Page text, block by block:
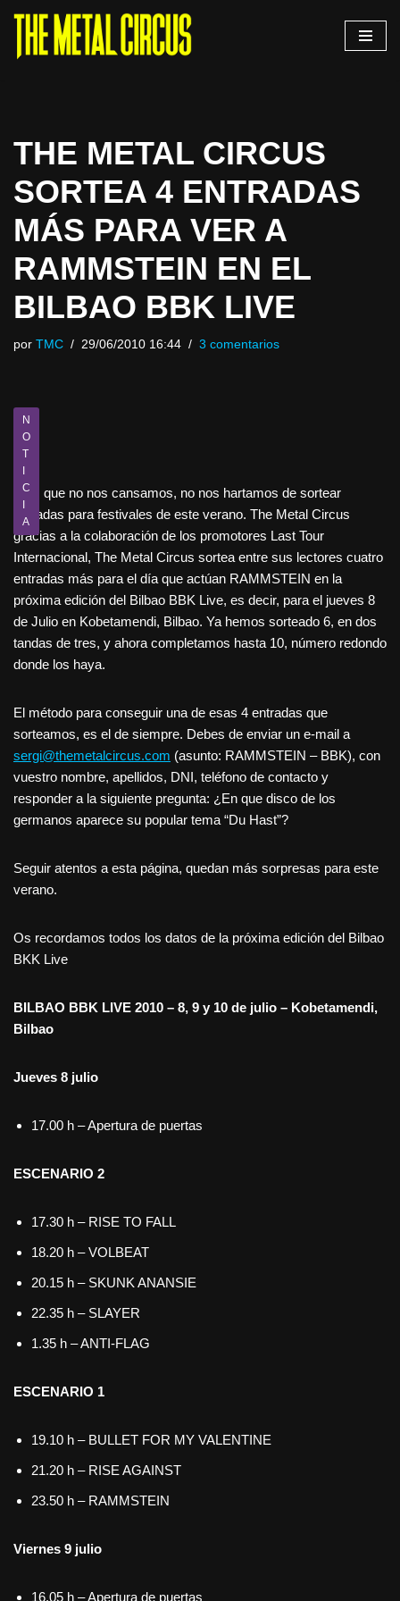
Saltar
THE METAL CIRCUS
SORTEA 4 ENTRADAS
MÁS PARA VER A
RAMMSTEIN EN EL
BILBAO BBK LIVE
por TMC 29/06/2010 16:44 3 comentarios
N
O
T
I
C
I
A
Y es que no nos cansamos, no nos hartamos de sortear
entradas para festivales de este verano. The Metal Circus
gracias a la colaboración de los promotores Last Tour
Internacional, The Metal Circus sortea entre sus lectores cuatro
entradas más para el día que actúan RAMMSTEIN en la
próxima edición del Bilbao BBK Live, es decir, para el jueves 8
de Julio en Kobetamendi, Bilbao. Ya hemos sorteado 6, en dos
tandas de tres, y ahora completamos hasta 10, número redondo
donde los haya.
El método para conseguir una de esas 4 entradas que
sorteamos, es el de siempre. Debes de enviar un e-mail a
sergi@themetalcircus.com (asunto: RAMMSTEIN – BBK), con
vuestro nombre, apellidos, DNI, teléfono de contacto y
responder a la siguiente pregunta: ¿En que disco de los
germanos aparece su popular tema “Du Hast”?
Seguir atentos a esta página, quedan más sorpresas para este
verano.
Os recordamos todos los datos de la próxima edición del Bilbao
BKK Live
BILBAO BBK LIVE 2010 – 8, 9 y 10 de julio – Kobetamendi,
Bilbao
Jueves 8 julio
17.00 h – Apertura de puertas
ESCENARIO 2
17.30 h – RISE TO FALL
18.20 h – VOLBEAT
20.15 h – SKUNK ANANSIE
22.35 h – SLAYER
1.35 h – ANTI-FLAG
ESCENARIO 1
19.10 h – BULLET FOR MY VALENTINE
21.20 h – RISE AGAINST
23.50 h – RAMMSTEIN
Viernes 9 julio
16.05 h – Apertura de puertas